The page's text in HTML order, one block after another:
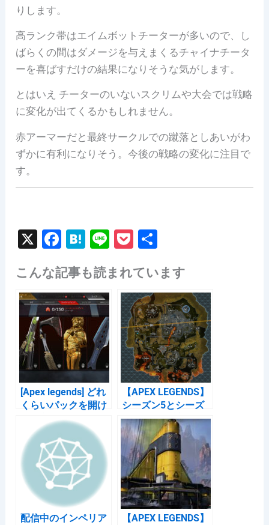
りします。
高ランク帯はエイムボットチーターが多いので、し
ばらくの間はダメージを与えまくるチャイナチータ
ーを喜ばすだけの結果になりそうな気がします。
とはいえ チーターのいないスクリムや大会では戦略
に変化が出てくるかもしれません。
赤アーマーだと最終サークルでの蹴落としあいがわ
ずかに有利になりそう。今後の戦略の変化に注目で
す。
X
F
c
e
b
o
o
k
H
e
n
a
Li
e
P
c
k
et
こんな記事も読まれています
[Apex legends] どれ
くらいパックを開け
たか 調べるサイト
【APEX LEGENDS】
シーズン5とシーズ
ン6のマップ変更箇
所 Gif
配信中のインペリア
【APEX LEGENDS】